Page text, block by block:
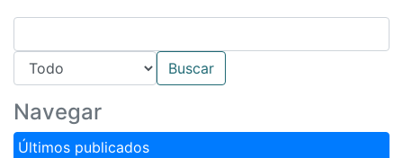
Navegar
Últimos publicados